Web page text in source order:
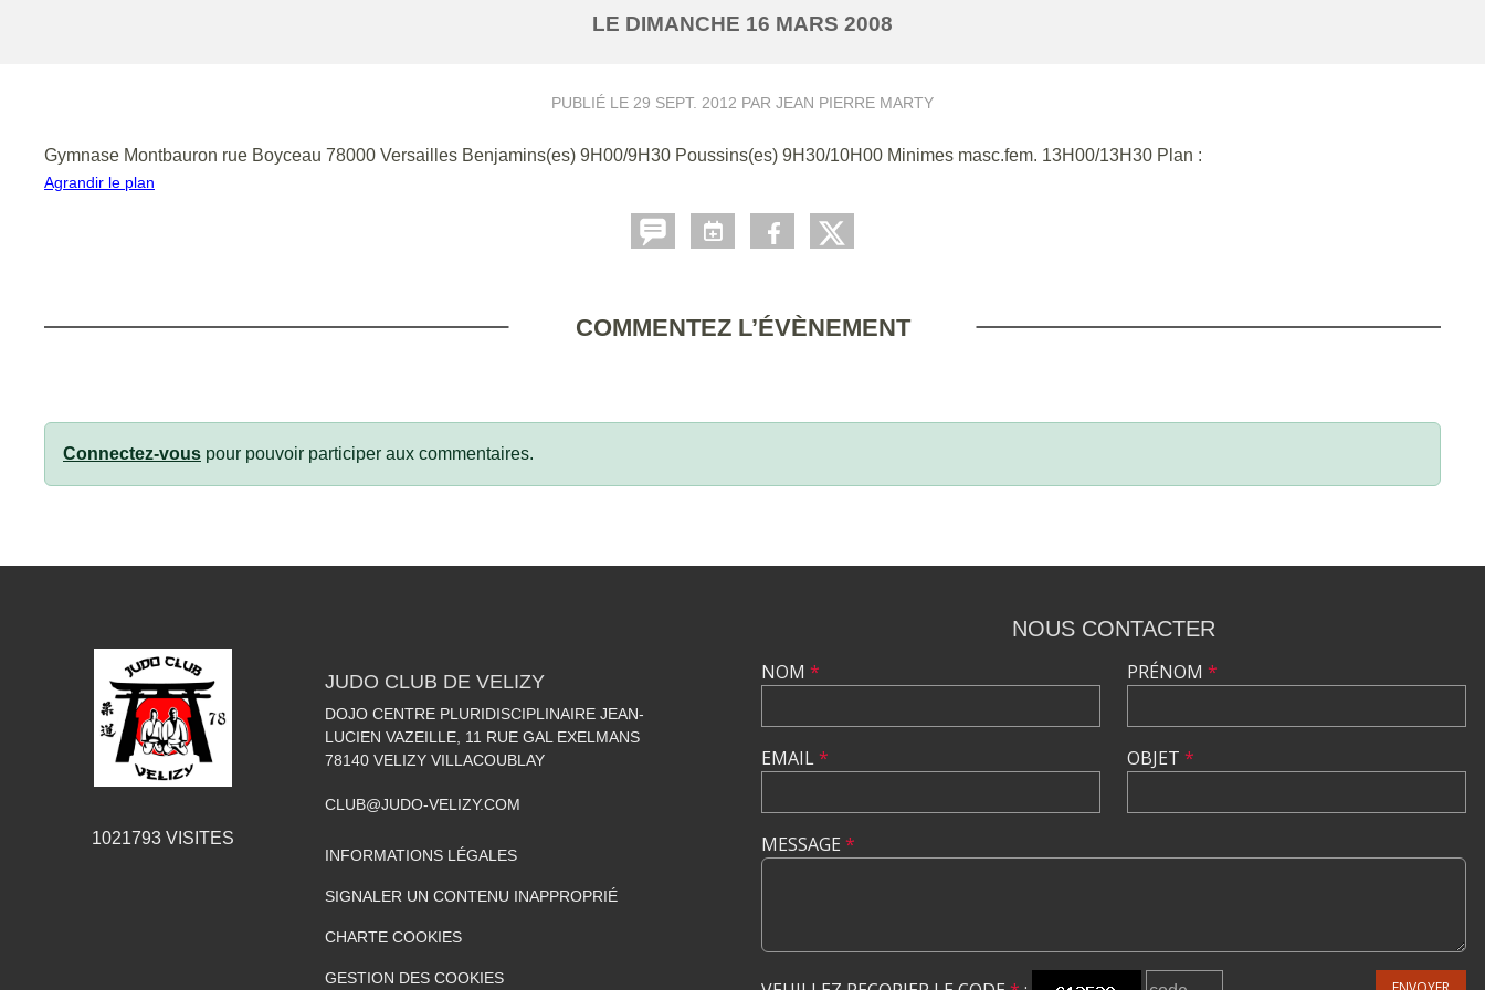
LE DIMANCHE 16 MARS 2008
PUBLIÉ LE 29 SEPT. 2012 PAR JEAN PIERRE MARTY
Gymnase Montbauron rue Boyceau 78000 Versailles Benjamins(es) 9H00/9H30 Poussins(es) 9H30/10H00 Minimes masc.fem. 13H00/13H30 Plan :
Agrandir le plan
COMMENTEZ L’ÉVÈNEMENT
Connectez-vous pour pouvoir participer aux commentaires.
1021793VISITES
JUDO CLUB DE VELIZY
DOJO CENTRE PLURIDISCIPLINAIRE JEAN-
LUCIEN VAZEILLE, 11 RUE GAL EXELMANS
78140 VELIZY VILLACOUBLAY
CLUB@JUDO-VELIZY.COM
INFORMATIONS LÉGALES
SIGNALER UN CONTENU INAPPROPRIÉ
CHARTE COOKIES
GESTION DES COOKIES
NOUS CONTACTER
NOM *
EMAIL*
PRÉNOM *
OBJET *
MESSAGE *